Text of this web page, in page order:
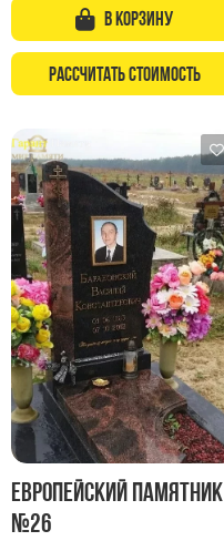
В корзину
Рассчитать стоимость
Европейский памятник
№26